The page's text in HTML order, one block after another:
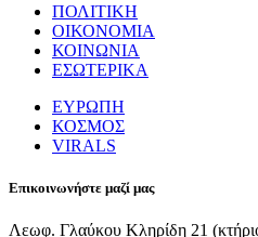
ΠΟΛΙΤΙΚΗ
ΟΙΚΟΝΟΜΙΑ
ΚΟΙΝΩΝΙΑ
ΕΣΩΤΕΡΙΚΑ
ΕΥΡΩΠΗ
ΚΟΣΜΟΣ
VIRALS
Επικοινωνήστε μαζί μας
Λεωφ. Γλαύκου Κληρίδη 21